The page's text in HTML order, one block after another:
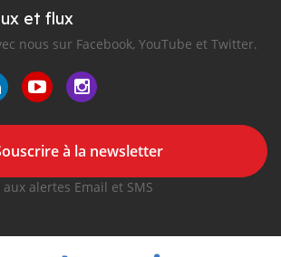
et flux
nous sur Facebook, YouTube et Twitter.
à la newsletter
aux alertes Email et SMS